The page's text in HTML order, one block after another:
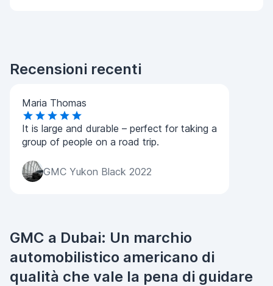
Recensioni recenti
Maria Thomas
It is large and durable – perfect for taking a
group of people on a road trip.
GMC Yukon Black 2022
GMC a Dubai: Un marchio
automobilistico americano di
qualità che vale la pena di guidare